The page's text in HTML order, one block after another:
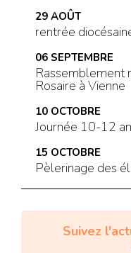
rentrée
29 AOÛT
Rassemblement
Rosaire à Vienne
06 SEPTEMBRE
Journée 10-12
10 OCTOBRE
Pèlerinage des
15 OCTOBRE
Suivez